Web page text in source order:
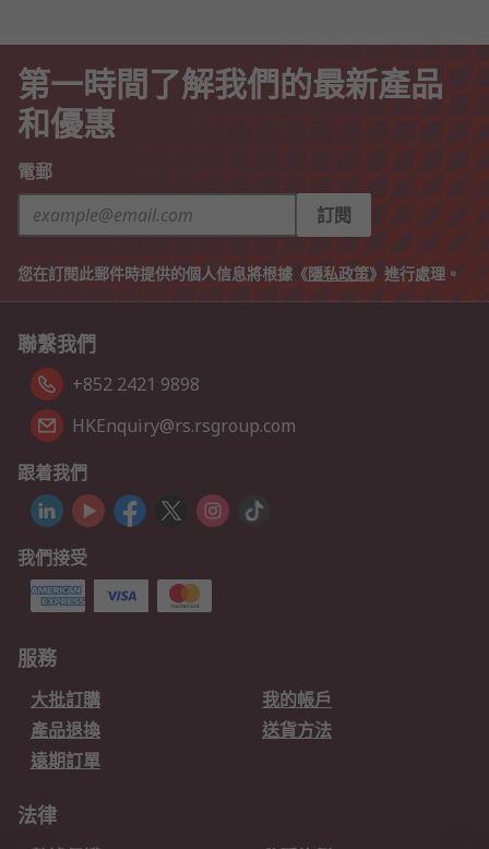
第一時間了解我們的最新產品
和優惠
電郵
訂閱
您在訂閱此郵件時提供的個人信息將根據《隱私政策》進行處理。
聯繫我們
+852 2421 9898
HKEnquiry@rs.rsgroup.com
跟着我們
我們接受
服務
大批訂購
我的帳戶
產品退換
送貨方法
遠期訂單
法律